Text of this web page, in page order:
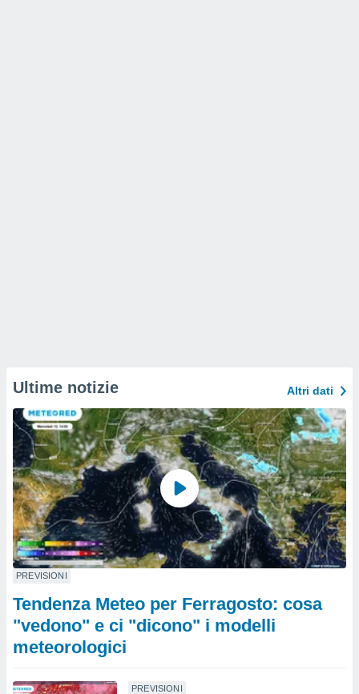
Ultime notizie Altri dati
PREVISIONI
Tendenza Meteo per Ferragosto: cosa
"vedono" e ci "dicono" i modelli
meteorologici
PREVISIONI